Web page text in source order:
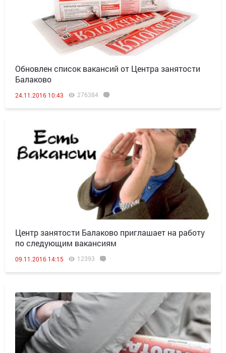
Обновлен список вакансий от Центра занятости
Балаково
24.11.2016 10:43 276384
Центр занятости Балаково приглашает на работу
по следующим вакансиям
09.11.2016 14:15 12393